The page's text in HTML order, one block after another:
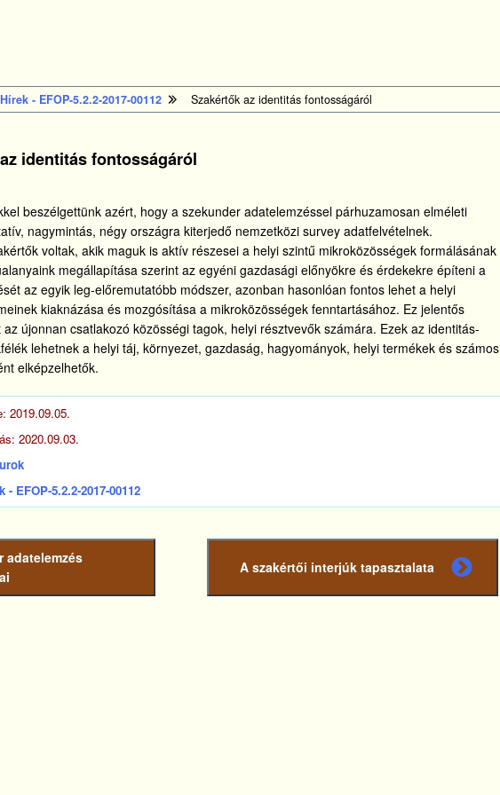
Hírek - EFOP-5.2.2-2017-00112 Szakértők az identitás fontosságáról
identitás fontosságáról
beszélgettünk azért, hogy a szekunder adatelemzéssel párhuzamosan elméleti
nagymintás, négy országra kiterjedő nemzetközi survey adatfelvételnek.
voltak, akik maguk is aktív részesei a helyi szintű mikroközösségek formálásának
megállapítása szerint az egyéni gazdasági előnyökre és érdekekre építeni a
az egyik leg-előremutatóbb módszer, azonban hasonlóan fontos lehet a helyi
kiaknázása és mozgósítása a mikroközösségek fenntartásához. Ez jelentős
újonnan csatlakozó közösségi tagok, helyi résztvevők számára. Ezek az identitás-
lehetnek a helyi táj, környezet, gazdaság, hagyományok, helyi termékek és számos
elképzelhetők.
2019.09.05.
2020.09.03.
- EFOP-5.2.2-2017-00112
adatelemzés
Következő
bejegyzés
A szakértői interjúk tapasztalata